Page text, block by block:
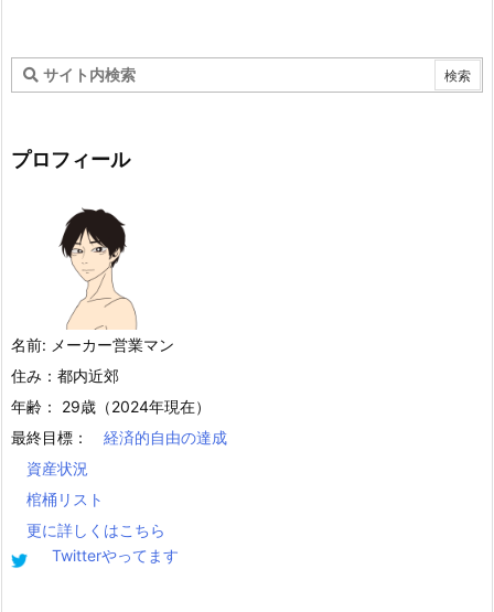
プロフィール
名前: メーカー営業マン
住み：都内近郊
年齢： 29歳（2024年現在）
最終目標：
経済的自由の達成
資産状況
棺桶リスト
更に詳しくはこちら
Twitterやってます